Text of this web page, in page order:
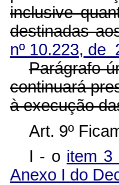
inclusive
destinadas
nº 10.223, de
Parágrafo
continuará
à execução
Art. 9º
I - o item 3
Anexo I do